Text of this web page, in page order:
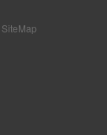
SiteMap